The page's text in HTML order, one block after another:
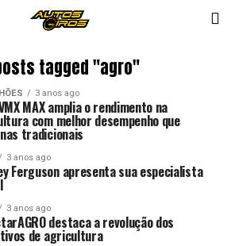
tagged "agro"
3 anos ago
MAX amplia o rendimento na
com melhor desempenho que
tradicionais
3 anos ago
Ferguson apresenta sua especialista
3 anos ago
destaca a revolução dos
de agricultura